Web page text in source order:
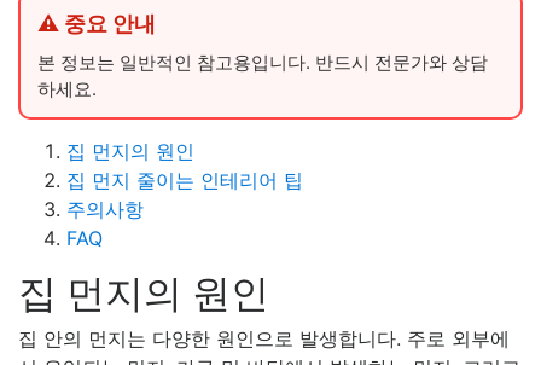
⚠ 중요 안내
본 정보는 일반적인 참고용입니다. 반드시 전문가와 상담
하세요.
집 먼지의 원인
집 먼지 줄이는 인테리어 팁
주의사항
FAQ
집 먼지의 원인
집 안의 먼지는 다양한 원인으로 발생합니다. 주로 외부에